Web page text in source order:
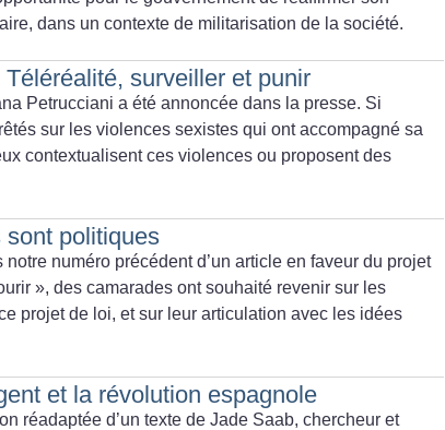
dans un contexte de militarisation de la société.
surveiller et punir
Petrucciani a été annoncée dans la presse. Si
sur les violences sexistes qui ont accompagné sa
contextualisent ces violences ou proposent des
sont politiques
numéro précédent d’un article en faveur du projet
», des camarades ont souhaité revenir sur les
projet de loi, et sur leur articulation avec les idées
et la révolution espagnole
réadaptée d’un texte de Jade Saab, chercheur et